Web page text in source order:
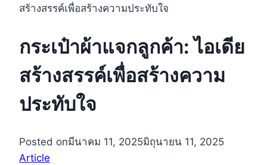
สร้างสรรค์เพื่อสร้างความประทับใจ
กระเป๋าผ้าแจกลูกค้า: ไอเดีย
สร้างสรรค์เพื่อสร้างความ
ประทับใจ
Posted onมีนาคม 11, 2025มิถุนายน 11, 2025
Article